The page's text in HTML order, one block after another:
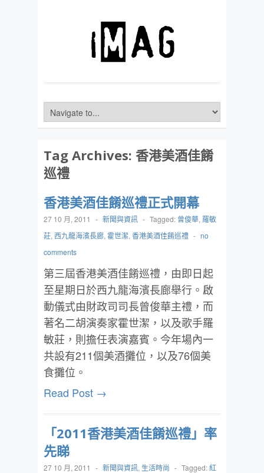
Tag Archives: 香港美酒佳餚
巡禮
香港美酒佳餚巡禮正式開幕
27 10 月, 2011 - 新聞與資訊 - Tagged: 曾俊華, 羅敏
莊, 西九龍海濱長廊, 霍世潔, 香港美酒佳餚巡禮 - no
comments
第三屆香港美酒佳餚巡禮，由即日起
至星期日於西九龍海濱長廊舉行。啟
動儀式由財政司司長曾俊華主禮，而
著名二胡演奏家霍世潔，以及歌手羅
敏莊，則擔任表演嘉賓。今年場內一
共設有211個美酒攤位，以及76個美
食攤位。
Read Post →
「2011香港美酒佳餚巡禮」率
先睇
27 10 月, 2011 - 新聞與資訊, 生活時尚 - Tagged:紅